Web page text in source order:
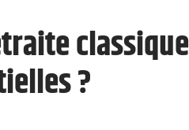
classique
?